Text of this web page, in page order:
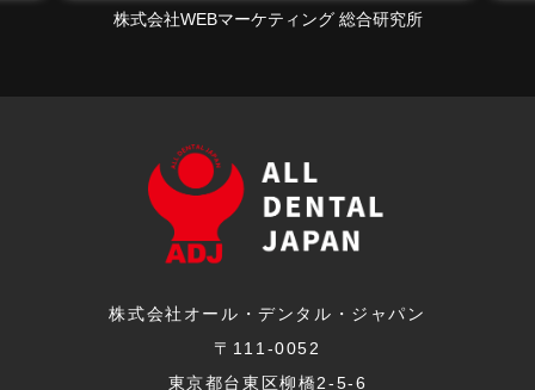
株式会社WEBマーケティング 総合研究所
株式会社オール・デンタル・ジャパン
〒111-0052
東京都台東区柳橋2-5-6